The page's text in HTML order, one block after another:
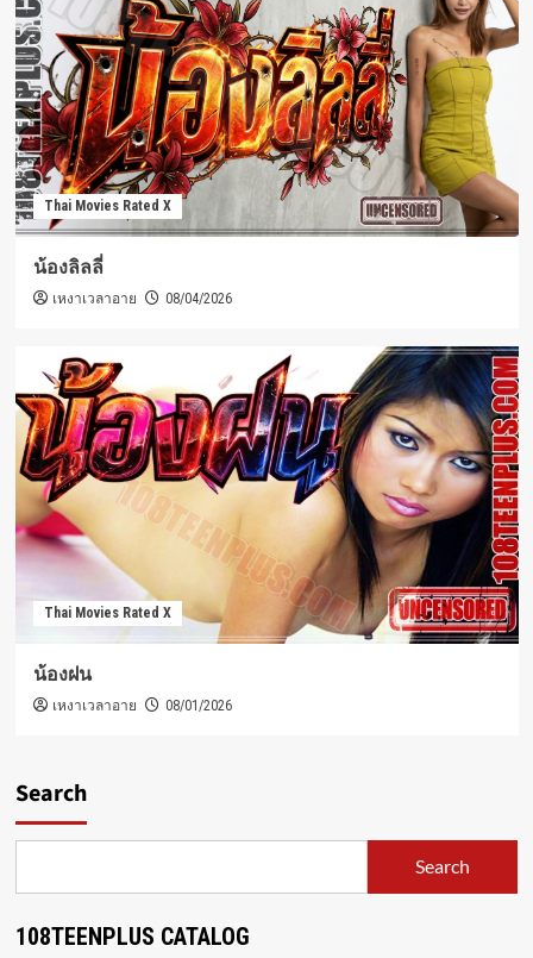
Thai Movies Rated X
น้องลิลลี่
เหงาเวลาอาย 08/04/2026
Thai Movies Rated X
น้องฝน
เหงาเวลาอาย 08/01/2026
Search
Search
108TEENPLUS CATALOG